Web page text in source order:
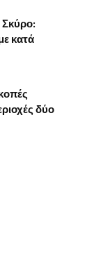
Σκύρο:
κατά
δύο